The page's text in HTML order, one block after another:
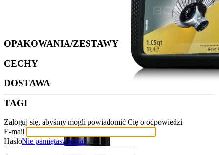
OPAKOWANIA/ZESTAWY
CECHY
DOSTAWA
TAGI
Zaloguj się, abyśmy mogli powiadomić Cię o odpowiedzi
E-mail
HasłoNie pamiętasz hasła?